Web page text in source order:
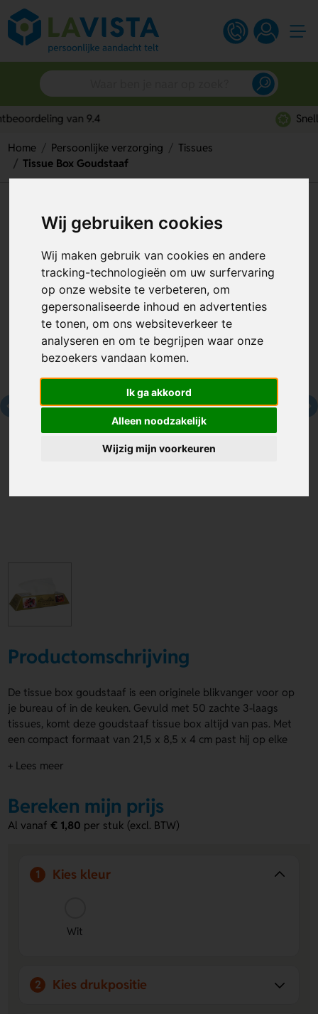
Wij gebruiken cookies
Wij maken gebruik van cookies en andere
tracking-technologieën om uw surfervaring
op onze website te verbeteren, om
gepersonaliseerde inhoud en advertenties
te tonen, om ons websiteverkeer te
analyseren en om te begrijpen waar onze
bezoekers vandaan komen.
Ik ga akkoord
Alleen noodzakelijk
Wijzig mijn voorkeuren
Home Persoonlijke verzorging
Tissues
Tissue Box Goudstaaf
Tissue Box Goudstaaf
Artikelnummer:
Productomschrijving
De tissue box goudstaaf is een originele blikvanger voor op
je bureau of in de keuken. Gevuld met 50 zachte 3-laags
tissues, komt deze goudstaaf tissue box altijd van pas. Met
een compact formaat van 21,5 x 8,5 x 4 cm past hij op elke
bedrukking op alle zijden is hij bovendien perfect voor een
Voordelen van de Tissue Box Goudstaaf
Ruimte voor personalisatie:
dus geschikt voor een eigen ontwerp of logo.
+ Lees meer
Bereken mijn prijs
Al vanaf€ 1,80 per stuk (excl. BTW)
1 Kies kleur
Wit
2 Kies drukpositie